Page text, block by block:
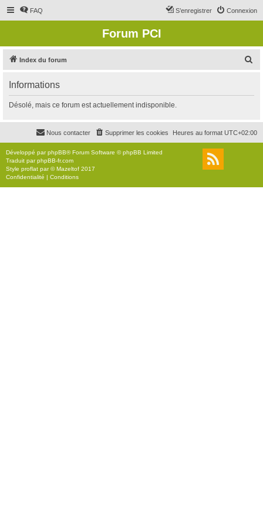
FAQ Connexion
S’enregistrer
Forum PCI
Index du forum
r
c
r
Informations
Désolé, mais ce forum est actuellement indisponible.
Heures au format UTC+02:00
Supprimer les cookies
Nous contacter
Développé parphpBB® Forum Software © phpBB Limited
Traduit parphpBB-fr.com
Style proflat par ©Mazeltof 2017
Confidentialité | Conditions